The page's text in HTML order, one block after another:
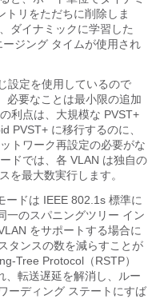
トリをただちに削除しま
ダイナミックに学習した
ジング タイムが使用され
設定を使用しているので
必要なことは最小限の追加
利点は、大規模な PVST+
PVST+ に移行するのに、
トワーク再設定の必要がな
ドでは、各 VLAN は独自の
を最大数実行します。
ドは IEEE 802.1s 標準に
一のスパニングツリー イン
をサポートする場合に
タンスの数を減らすことが
Tree Protocol（RSTP）
、転送遅延を解消し、ルー
ーディング ステートにすば